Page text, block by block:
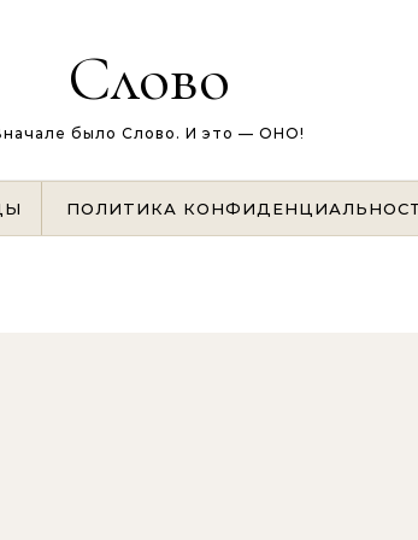
Слово
было Слово. И это — ОНО!
ПОЛИТИКА